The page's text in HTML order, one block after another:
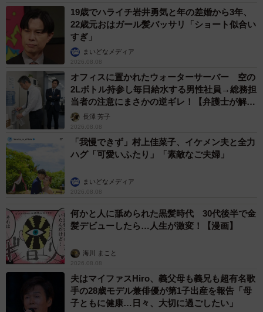
19歳でハライチ岩井勇気と年の差婚から3年、
22歳元おはガール髪バッサリ「ショート似合い
すぎ」
まいどなメディア
2026.08.08
オフィスに置かれたウォーターサーバー 空の
2Lボトル持参し毎日給水する男性社員→総務担
当者の注意にまさかの逆ギレ！【弁護士が解
説】長澤 芳子
2026.08.08
「我慢できず」村上佳菜子、イケメン夫と全力
ハグ「可愛いふたり」「素敵なご夫婦」
まいどなメディア
2026.08.08
何かと人に舐められた黒髪時代 30代後半で金
髪デビューしたら…人生が激変！【漫画】
海川 まこと
2026.08.08
夫はマイファスHiro、義父母も義兄も超有名歌
手の28歳モデル兼俳優が第1子出産を報告「母
子ともに健康…日々、大切に過ごしたい」